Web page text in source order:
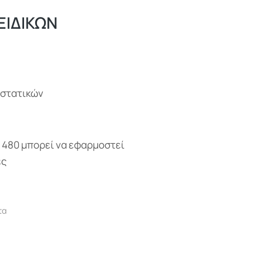
480 μπορεί να εφαρμοστεί